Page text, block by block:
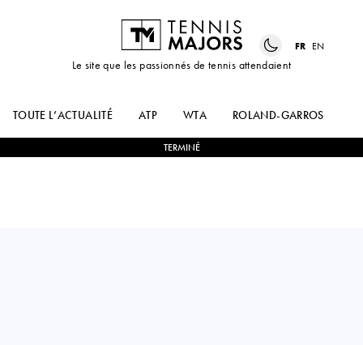
Le site que les passionnés de tennis attendaient
FR EN
TOUTE L’ACTUALITÉ ATP WTA ROLAND-GARROS
TERMINÉ